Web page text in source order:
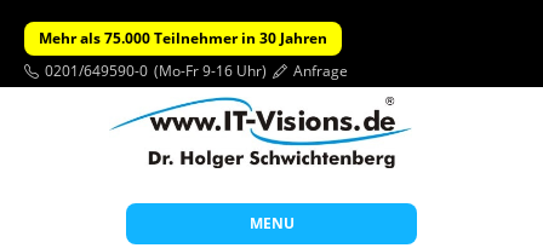
Mehr als 75.000 Teilnehmer in 30 Jahren
0201/649590-0 (Mo-Fr 9-16 Uhr) Anfrage
MENU